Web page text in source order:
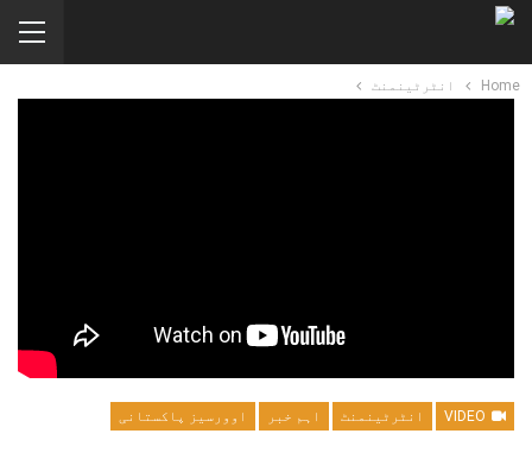
Home انٹرٹینمنٹ
انٹرٹینمنٹ اہم خبر اوورسیز پاکستانی